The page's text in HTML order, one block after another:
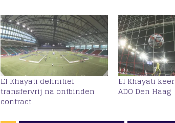
El Khayati definitief
transfervrij na ontbinden
contract
El Khayati
ADO Den Haag